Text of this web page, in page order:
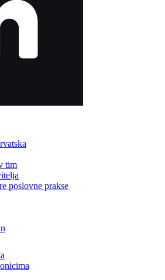
tim
poslovne prakse